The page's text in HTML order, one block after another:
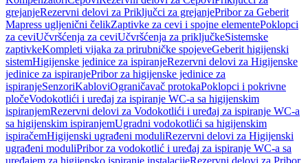
grejanjeRezervni delovi za Priključci za grejanjePribor za Geberit
Mapress ugljenični čelikZaptivke za cevi i spojne elementePoklopci
za ceviUčvršćenja za ceviUčvršćenja za priključkeSistemske
zaptivkeKompleti vijaka za prirubničke spojeveGeberit higijenski
sistemHigijenske jedinice za ispiranjeRezervni delovi za Higijenske
jedinice za ispiranjePribor za higijenske jedinice za
ispiranjeSenzoriKabloviOgraničavač protokaPoklopci i pokrivne
pločeVodokotlići i uređaj za ispiranje WC-a sa higijenskim
ispiranjemRezervni delovi za Vodokotlići i uređaj za ispiranje WC-a
sa higijenskim ispiranjemUgradni vodokotlići sa higijenskim
ispiračemHigijenski ugrađeni moduliRezervni delovi za Higijenski
ugrađeni moduliPribor za vodokotlić i uređaj za ispiranje WC-a sa
uređajem za higijensko ispiranje instalacijeRezervni delovi za Pribor